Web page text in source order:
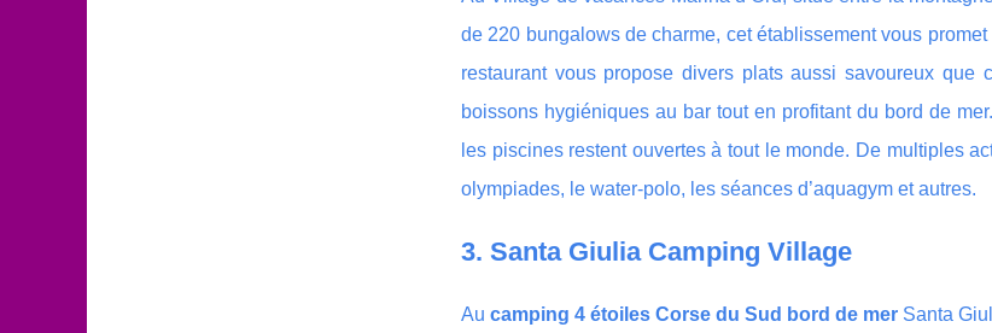
de 220 bungalows de charme, cet établissement vous
restaurant vous propose divers plats aussi savoureux
boissons hygiéniques au bar tout en profitant du bord de
les piscines restent ouvertes à tout le monde. De multiples
olympiades, le water-polo, les séances d’aquagym et autres.
3. Santa Giulia Camping Village
Au camping 4 étoiles Corse du Sud bord de mer Santa